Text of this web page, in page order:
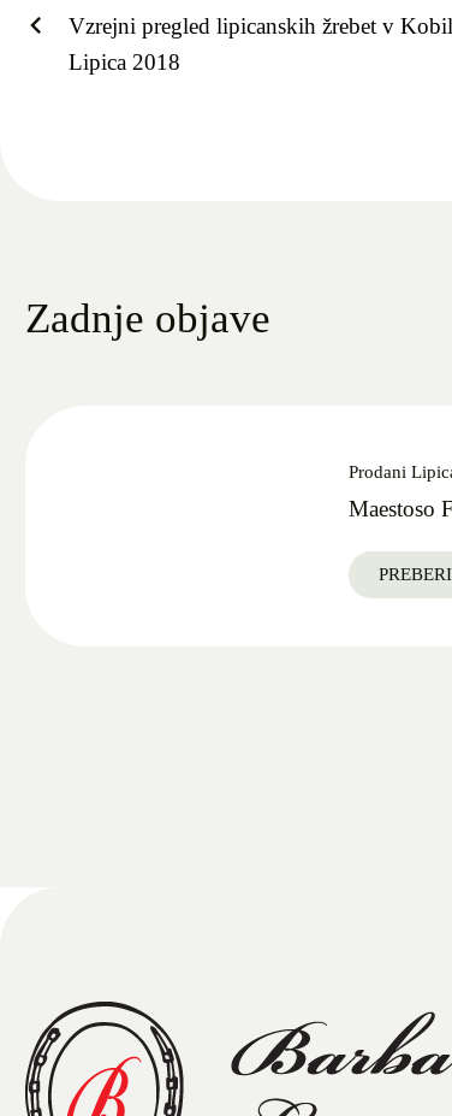
Vzrejni pregled lipicanskih žrebet v
Lipica 2018
Zadnje objave
Prodani
Maestoso